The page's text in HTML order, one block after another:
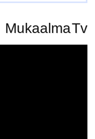
Mukaalma Tv